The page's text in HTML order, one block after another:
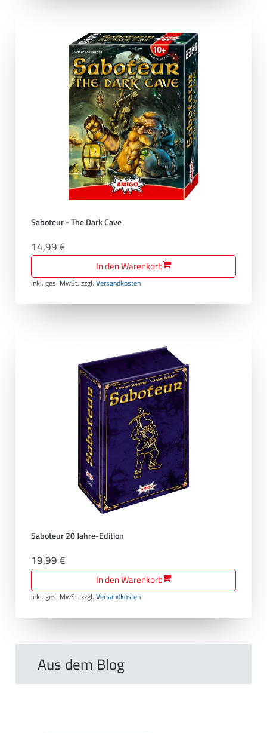
Saboteur - The Dark Cave
14,99 €
In den Warenkorb
inkl. ges. MwSt. zzgl.Versandkosten
Saboteur 20 Jahre-Edition
19,99 €
In den Warenkorb
inkl. ges. MwSt. zzgl.Versandkosten
Aus dem Blog